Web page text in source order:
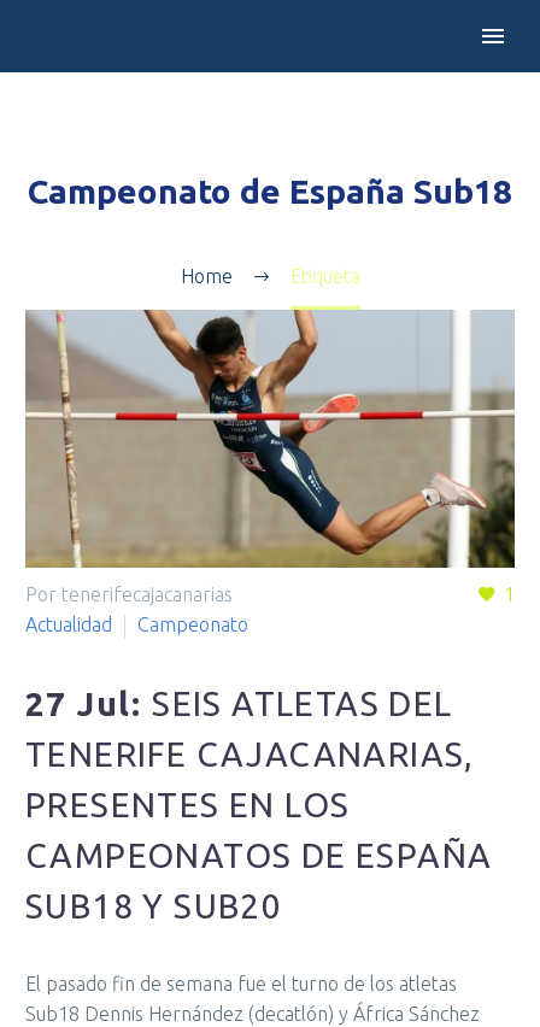
Campeonato de España Sub18
Home Etiqueta
1
Por tenerifecajacanarias
Actualidad
Campeonato
27 Jul: SEIS ATLETAS DEL
TENERIFE CAJACANARIAS,
PRESENTES EN LOS
CAMPEONATOS DE ESPAÑA
SUB18 Y SUB20
El pasado fin de semana fue el turno de los atletas
Sub18 Dennis Hernández (decatlón) y África Sánchez